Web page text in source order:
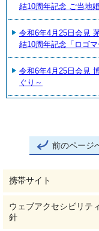
結10周年記念 ご当地
令和6年4月25日会見
結10周年記念「ロゴ
令和6年4月25日会見
ぐり～
前のページ
携帯サイト
ウェブアクセシビリテ
針